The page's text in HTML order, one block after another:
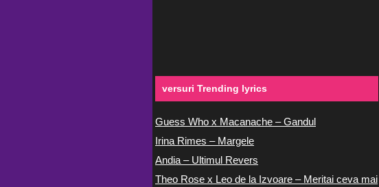
versuri Trending lyrics
Guess Who x Macanache – Gandul
Irina Rimes – Margele
Andia – Ultimul Revers
Theo Rose x Leo de la Izvoare – Meritai ceva mai